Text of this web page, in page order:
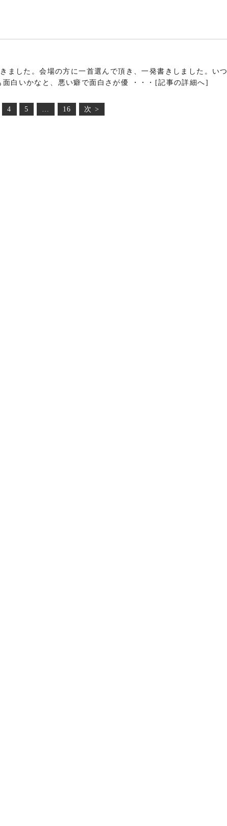
ました。会場の方に一首選んで頂き、一発書きしました。いつ
白いかなと、悪い癖で面白さが優 ・・・ [記事の詳細へ]
4 5 16 次 >